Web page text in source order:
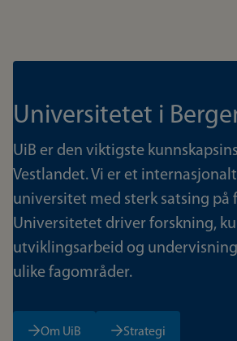
Universitetet i
UiB er den viktigste
Vestlandet. Vi er et
universitet med sterk satsing på
Universitetet driver forskning,
utviklingsarbeid og
ulike fagområder.
Om UiB Strategi